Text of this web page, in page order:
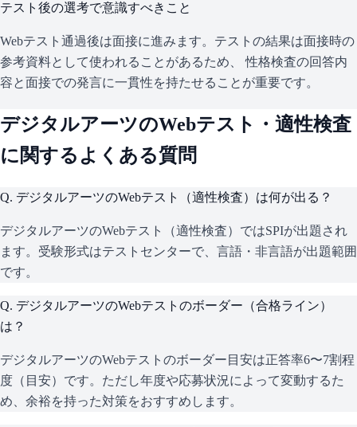
テスト後の選考で意識すべきこと
Webテスト通過後は面接に進みます。テストの結果は面接時の
参考資料として使われることがあるため、 性格検査の回答内
容と面接での発言に一貫性を持たせることが重要です。
デジタルアーツのWebテスト・適性検査
に関するよくある質問
Q. デジタルアーツのWebテスト（適性検査）は何が出る？
デジタルアーツのWebテスト（適性検査）ではSPIが出題され
ます。受験形式はテストセンターで、言語・非言語が出題範囲
です。
Q. デジタルアーツのWebテストのボーダー（合格ライン）
は？
デジタルアーツのWebテストのボーダー目安は正答率6〜7割程
度（目安）です。ただし年度や応募状況によって変動するた
め、余裕を持った対策をおすすめします。